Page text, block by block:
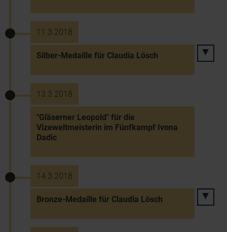
11.3.2018
Silber-Medaille für Claudia Lösch
13.3.2018
"Gläserner Leopold" für die
Vizeweltmeisterin im Fünfkampf Ivona
Dadic
14.3.2018
Bronze-Medaille für Claudia Lösch